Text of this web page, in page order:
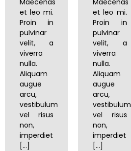
et leo mi.
Proin in
pulvinar
velit, a
viverra
nulla.
Aliquam
augue
arcu,
vestibulum
vel risus
non,
imperdiet
[…]
et leo mi.
Proin in
pulvinar
velit, a
viverra
nulla.
Aliquam
augue
arcu,
vestibulum
vel risus
non,
imperdiet
[…]